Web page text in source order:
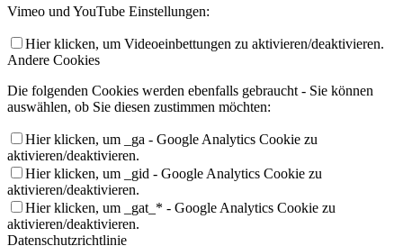
Vimeo und YouTube Einstellungen:
Hier klicken, um Videoeinbettungen zu aktivieren/deaktivieren.
Andere Cookies
Die folgenden Cookies werden ebenfalls gebraucht - Sie können
auswählen, ob Sie diesen zustimmen möchten:
Hier klicken, um _ga - Google Analytics Cookie zu
aktivieren/deaktivieren.
Hier klicken, um _gid - Google Analytics Cookie zu
aktivieren/deaktivieren.
Hier klicken, um _gat_* - Google Analytics Cookie zu
aktivieren/deaktivieren.
Datenschutzrichtlinie